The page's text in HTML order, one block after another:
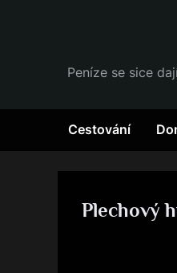
Peníze se sice
Cestování
Plechový